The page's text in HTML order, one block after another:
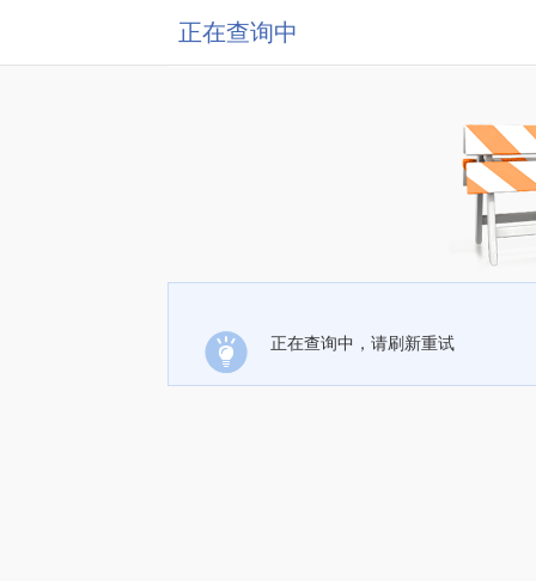
正在查询中
正在查询中，请刷新重试